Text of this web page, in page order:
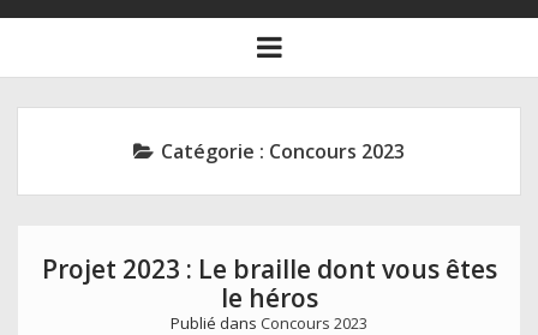
ARTICLES
LE CONCOURS
RESSOURCES
open
menu
Catégorie : Concours 2023
Projet 2023 : Le braille dont vous êtes
le héros
Publié dans Concours 2023